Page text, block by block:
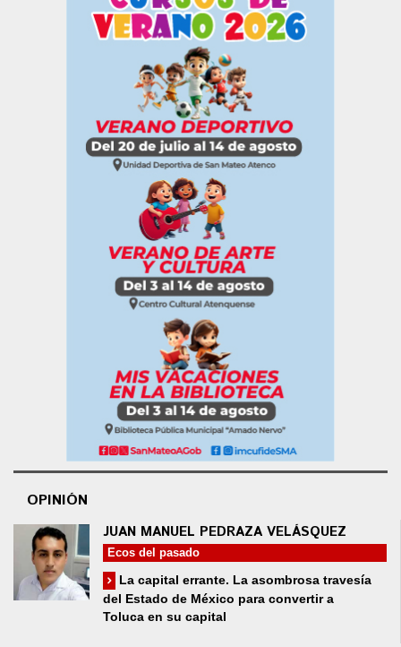
OPINIÓN
JUAN MANUEL PEDRAZA VELÁSQUEZ
Ecos del pasado
La capital errante. La asombrosa travesía
del Estado de México para convertir a
Toluca en su capital